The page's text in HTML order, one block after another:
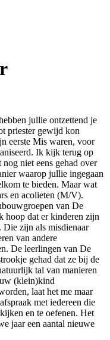
jullie ontzettend je
priester gewijd kon
eerste Mis waren, voor
Ik kijk terug op
niet eens gehad over
waarop jullie ingegaan
te bieden. Maar wat
en acolieten (M/V).
van De
hoop dat er kinderen zijn
zijn als misdienaar
van andere
De leerlingen van De
gehad dat ze bij de
tal van manieren
(klein)kind
laat het me maar
met iedereen die
en te oefenen. Het
jaar een aantal nieuwe